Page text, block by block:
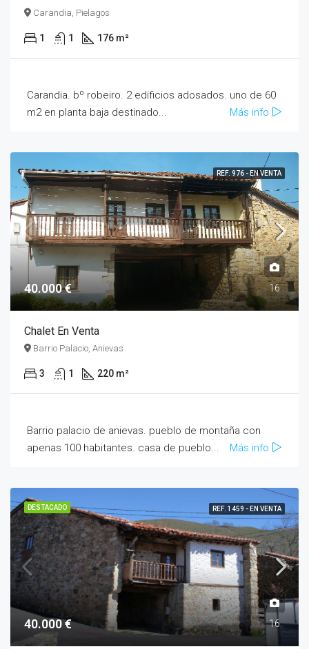
Carandia, Pielagos
1 1 176 m²
Carandia. bº robeiro. 2 edificios adosados. uno de 60
m2 en planta baja destinado...
Más info
REF. 976 - EN VENTA
40.000 € 16
Chalet En Venta
Barrio Palacio, Anievas
3 1 220 m²
Barrio palacio de anievas. pueblo de montaña con
apenas 100 habitantes. casa de pueblo...
Más info
DESTACADO REF. 1459 - EN VENTA
40.000 € 16